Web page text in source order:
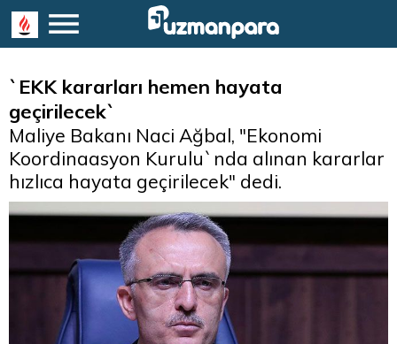
`EKK kararları hemen hayata
geçirilecek`
Maliye Bakanı Naci Ağbal, "Ekonomi
Koordinaasyon Kurulu`nda alınan kararlar
hızlıca hayata geçirilecek" dedi.